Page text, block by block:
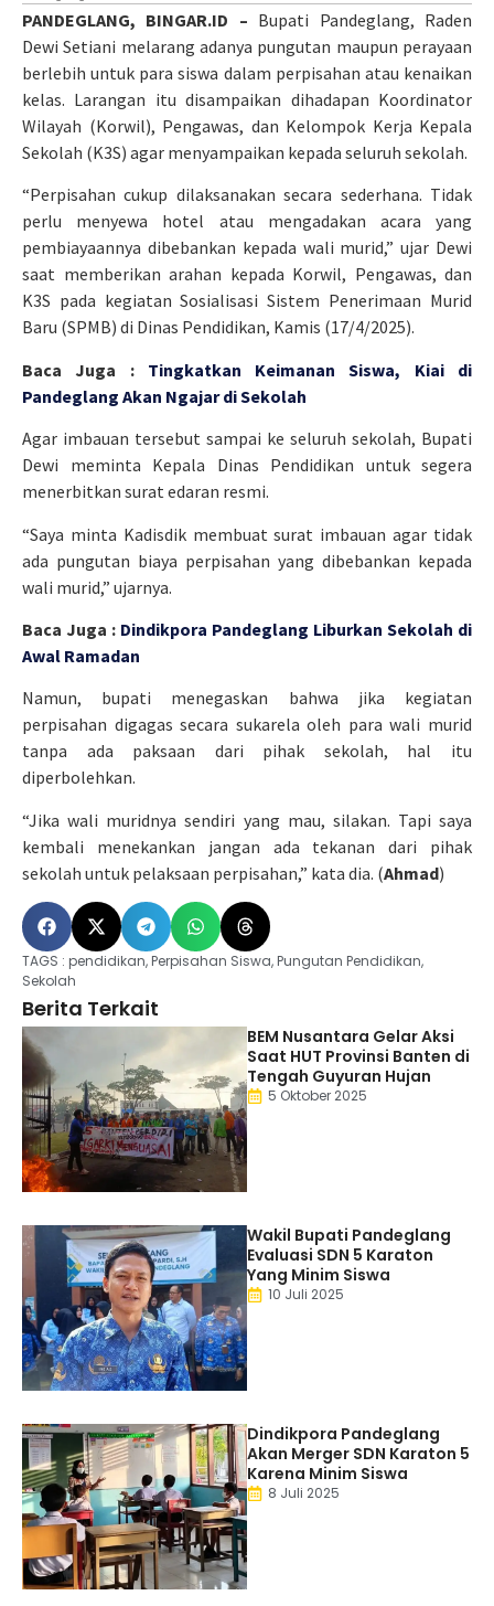
PANDEGLANG, BINGAR.ID – Bupati Pandeglang, Raden
Dewi Setiani melarang adanya pungutan maupun perayaan
berlebih untuk para siswa dalam perpisahan atau kenaikan
kelas. Larangan itu disampaikan dihadapan Koordinator
Wilayah (Korwil), Pengawas, dan Kelompok Kerja Kepala
Sekolah (K3S) agar menyampaikan kepada seluruh sekolah.
“Perpisahan cukup dilaksanakan secara sederhana. Tidak
perlu menyewa hotel atau mengadakan acara yang
pembiayaannya dibebankan kepada wali murid,” ujar Dewi
saat memberikan arahan kepada Korwil, Pengawas, dan
K3S pada kegiatan Sosialisasi Sistem Penerimaan Murid
Baru (SPMB) di Dinas Pendidikan, Kamis (17/4/2025).
Baca Juga : Tingkatkan Keimanan Siswa, Kiai di
Pandeglang Akan Ngajar di Sekolah
Agar imbauan tersebut sampai ke seluruh sekolah, Bupati
Dewi meminta Kepala Dinas Pendidikan untuk segera
menerbitkan surat edaran resmi.
“Saya minta Kadisdik membuat surat imbauan agar tidak
ada pungutan biaya perpisahan yang dibebankan kepada
wali murid,” ujarnya.
Baca Juga : Dindikpora Pandeglang Liburkan Sekolah di
Awal Ramadan
Namun, bupati menegaskan bahwa jika kegiatan
perpisahan digagas secara sukarela oleh para wali murid
tanpa ada paksaan dari pihak sekolah, hal itu
diperbolehkan.
“Jika wali muridnya sendiri yang mau, silakan. Tapi saya
kembali menekankan jangan ada tekanan dari pihak
sekolah untuk pelaksaan perpisahan,” kata dia. (Ahmad)
TAGS : pendidikan,Perpisahan Siswa,Pungutan Pendidikan,
Sekolah
Berita Terkait
BEM Nusantara Gelar Aksi
Saat HUT Provinsi Banten di
Tengah Guyuran Hujan
5 Oktober 2025
Wakil Bupati Pandeglang
Evaluasi SDN 5 Karaton
Yang Minim Siswa
10 Juli 2025
Dindikpora Pandeglang
Akan Merger SDN Karaton 5
Karena Minim Siswa
8 Juli 2025